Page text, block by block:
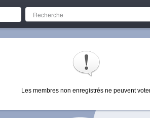
Les membres non enregistrés ne peuvent